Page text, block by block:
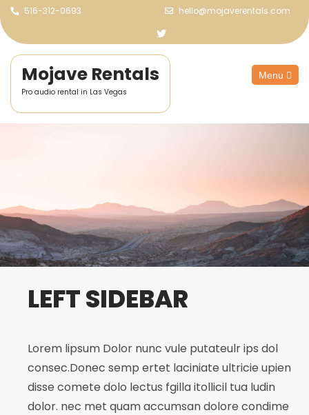
516-312-0693 hello@mojaverentals.com
Mojave Rentals
Pro audio rental in Las Vegas
Menu
Open
LEFT SIDEBAR
Lorem lipsum Dolor nunc vule putateulr ips dol
consec.Donec semp ertet laciniate ultricie upien
disse comete dolo lectus fgilla itollicil tua ludin
dolor. nec met quam accumsan dolore condime